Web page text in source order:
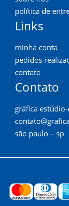
política de
Links
minha conta
pedidos
contato
Contato
gráfica estúdio-
são paulo – sp